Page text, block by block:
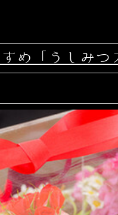
め「うしみつ